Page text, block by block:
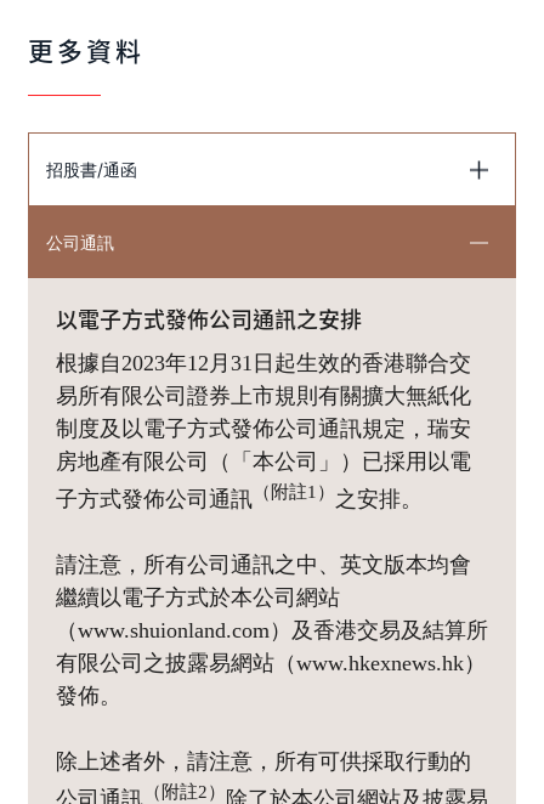
更多資料
招股書/通函
公司通訊
以電子方式發佈公司通訊之安排
根據自2023年12月31日起生效的香港聯合交
易所有限公司證券上市規則有關擴大無紙化
制度及以電子方式發佈公司通訊規定，瑞安
房地產有限公司（「本公司」）已採用以電
子方式發佈公司通訊 （附註1） 之安排。
請注意，所有公司通訊之中、英文版本均會
繼續以電子方式於本公司網站
（www.shuionland.com）及香港交易及結算所
有限公司之披露易網站（www.hkexnews.hk）
發佈。
除上述者外，請注意，所有可供採取行動的
（附註2）